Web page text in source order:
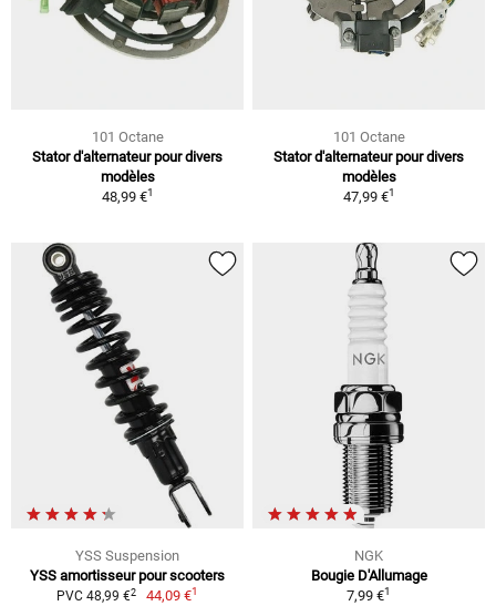
101 Octane
Stator d'alternateur pour divers
modèles
48,99 €1
101 Octane
Stator d'alternateur pour divers
modèles
47,99 €1
YSS Suspension
YSS amortisseur pour scooters
PVC 48,99 €2 44,09 €1
NGK
Bougie D'Allumage
7,99 €1